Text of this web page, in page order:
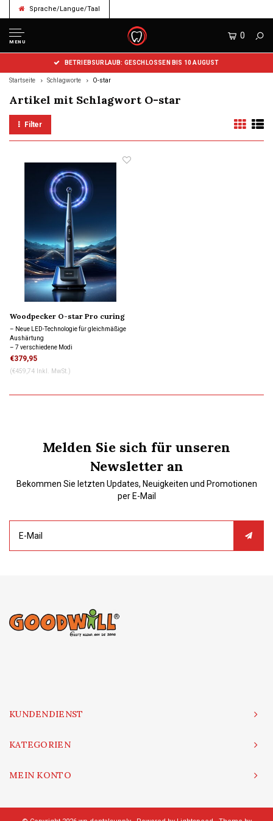
Sprache/Langue/Taal
MENU
0
BETRIEBSURLAUB: GESCHLOSSEN BIS 10 AUGUST
Startseite Schlagworte O-star
Artikel mit Schlagwort O-star
Filter
Woodpecker O-star Pro curing
light 1200-3000 Mw/cm2
– Neue LED-Technologie für gleichmäßige
Aushärtung
– 7 verschiedene Modi
– Ladestation mit integriertem
– Bessere Wärmekontrolle
€379,95
(€459,74 Inkl. MwSt.)
Melden Sie sich für unseren
Newsletter an
Bekommen Sie letzten Updates, Neuigkeiten und Promotionen
per E-Mail
KUNDENDIENST
KATEGORIEN
MEIN KONTO